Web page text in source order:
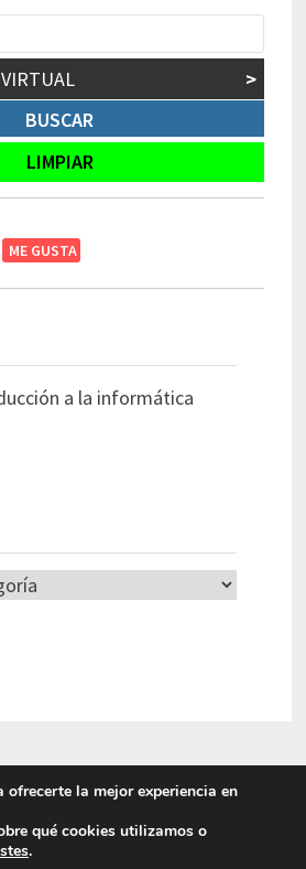
>
a la informática
la mejor experiencia en
qué cookies utilizamos o
.